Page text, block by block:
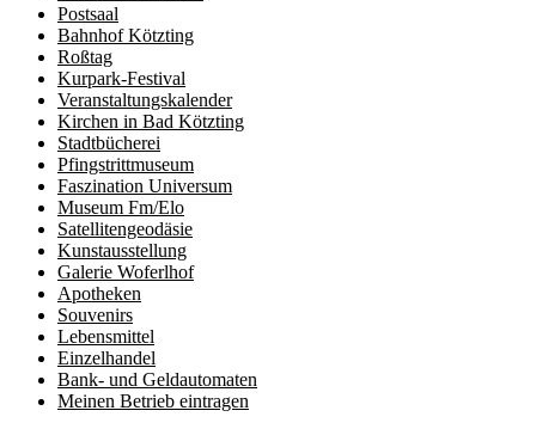
Postsaal
Bahnhof Kötzting
Roßtag
Kurpark-Festival
Veranstaltungskalender
Kirchen in Bad Kötzting
Stadtbücherei
Pfingstrittmuseum
Faszination Universum
Museum Fm/Elo
Satellitengeodäsie
Kunstausstellung
Galerie Woferlhof
Apotheken
Souvenirs
Lebensmittel
Einzelhandel
Bank- und Geldautomaten
Meinen Betrieb eintragen